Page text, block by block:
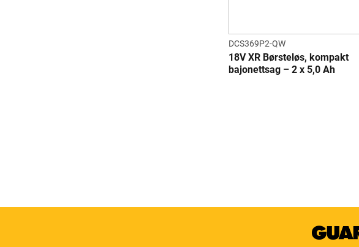
DCS369P2-QW
18V XR Børsteløs, kompakt
bajonettsag – 2 x 5,0 Ah